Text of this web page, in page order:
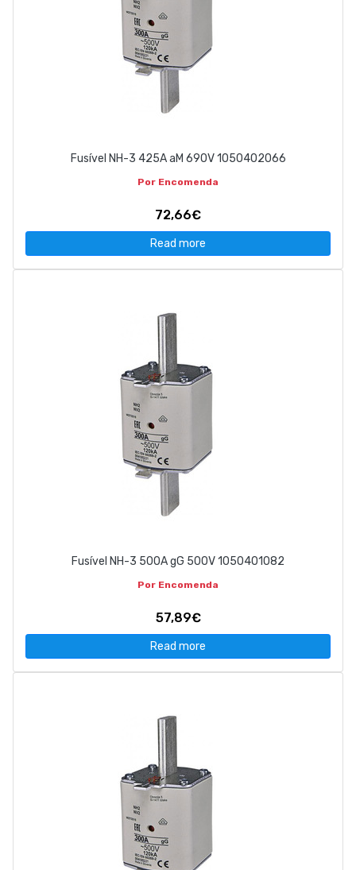
Fusível NH-3 425A aM 690V 1050402066
Por Encomenda
72,66€
Read more
Fusível NH-3 500A gG 500V 1050401082
Por Encomenda
57,89€
Read more